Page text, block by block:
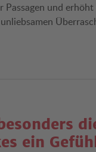
und
ein